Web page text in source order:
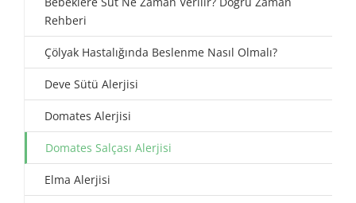
Rehberi
Çölyak Hastalığında Beslenme Nasıl Olmalı?
Deve Sütü Alerjisi
Domates Alerjisi
Domates Salçası Alerjisi
Elma Alerjisi